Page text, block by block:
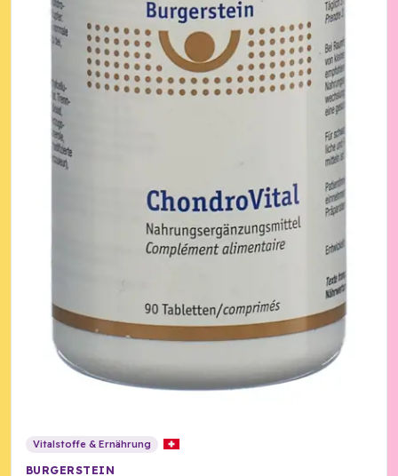
Vitalstoffe & Ernährung
BURGERSTEIN